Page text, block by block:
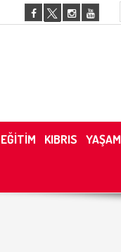
EĞİTİM KIBRIS YAŞAM